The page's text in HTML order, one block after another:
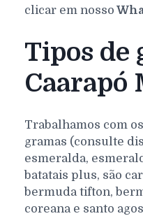
clicar em nosso
Tipos de
Caarapó
Trabalhamos com
gramas (consulte
esmeralda,
batatais plus, são
bermuda tifton,
coreana e santo